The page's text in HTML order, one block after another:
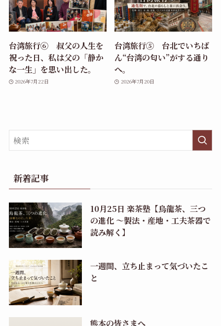
台湾旅行⑥ 叔父の人生を
祝った日、私は父の「静か
な一生」を思い出した。
2026年7月22日
台湾旅行⑤ 台北でいちば
ん“台湾の匂い”がする通り
へ。
2026年7月20日
新着記事
10月25日 楽茶塾【烏龍茶、三つ
の進化 〜製法・産地・工夫茶器で
読み解く】
一週間、立ち止まって気づいたこ
と
熊本の皆さまへ